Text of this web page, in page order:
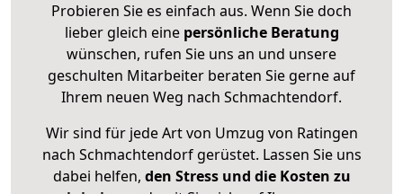
Probieren Sie es einfach aus. Wenn Sie doch
lieber gleich eine persönliche Beratung
wünschen, rufen Sie uns an und unsere
geschulten Mitarbeiter beraten Sie gerne auf
Ihrem neuen Weg nach Schmachtendorf.
Wir sind für jede Art von Umzug von Ratingen
nach Schmachtendorf gerüstet. Lassen Sie uns
dabei helfen, den Stress und die Kosten zu